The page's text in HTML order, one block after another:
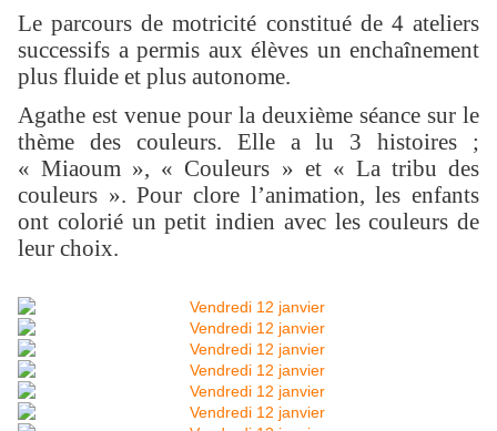
Le parcours de motricité constitué de 4 ateliers
successifs a permis aux élèves un enchaînement
plus fluide et plus autonome.
Agathe est venue pour la deuxième séance sur le
thème des couleurs. Elle a lu 3 histoires ;
« Miaoum », « Couleurs » et « La tribu des
couleurs ». Pour clore l’animation, les enfants
ont colorié un petit indien avec les couleurs de
leur choix.